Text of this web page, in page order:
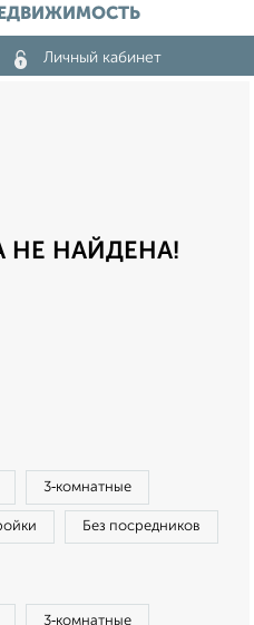
Личный кабинет
НЕ НАЙДЕНА!
3‑комнатные
Без посредников
3‑комнатные